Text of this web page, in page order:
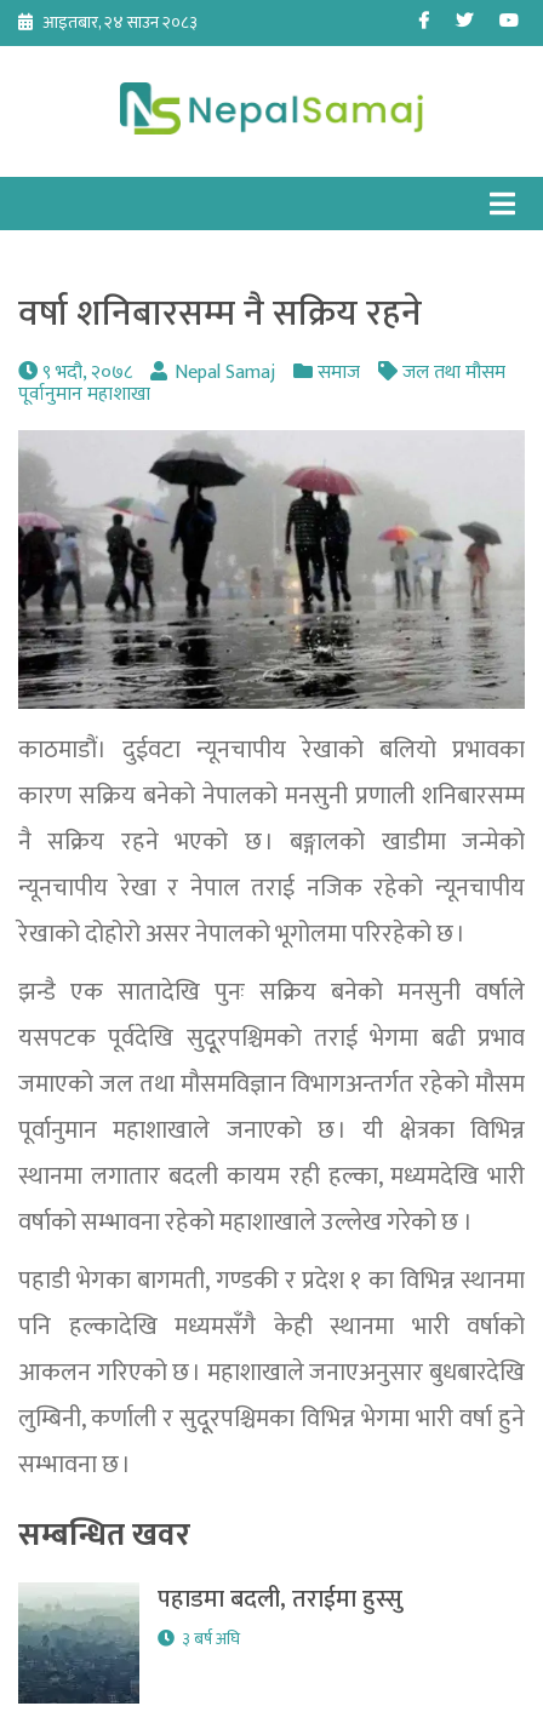
Skip
content
आइतबार, २४ साउन २०८३ Facebook
Twitter
वर्षा शनिबारसम्म नै सक्रिय रहने
९ भदौ, २०७८ Nepal Samaj समाज जल तथा मौसम
पूर्वानुमान महाशाखा
काठमाडौं। दुईवटा न्यूनचापीय रेखाको बलियो प्रभावका
कारण सक्रिय बनेको नेपालको मनसुनी प्रणाली शनिबारसम्म
नै सक्रिय रहने भएको छ । बङ्गालको खाडीमा जन्मेको
न्यूनचापीय रेखा र नेपाल तराई नजिक रहेको न्यूनचापीय
रेखाको दोहोरो असर नेपालको भूगोलमा परिरहेको छ ।
झन्डै एक सातादेखि पुनः सक्रिय बनेको मनसुनी वर्षाले
यसपटक पूर्वदेखि सुदूूरपश्चिमको तराई भेगमा बढी प्रभाव
जमाएको जल तथा मौसमविज्ञान विभागअन्तर्गत रहेको मौसम
पूर्वानुमान महाशाखाले जनाएको छ । यी क्षेत्रका विभिन्न
स्थानमा लगातार बदली कायम रही हल्का, मध्यमदेखि भारी
वर्षाको सम्भावना रहेको महाशाखाले उल्लेख गरेको छ ।
पहाडी भेगका बागमती, गण्डकी र प्रदेश १ का विभिन्न स्थानमा
पनि हल्कादेखि मध्यमसँगै केही स्थानमा भारी वर्षाको
आकलन गरिएको छ । महाशाखाले जनाएअनुसार बुधबारदेखि
लुम्बिनी, कर्णाली र सुदूूरपश्चिमका विभिन्न भेगमा भारी वर्षा हुने
सम्भावना छ ।
सम्बन्धित खवर
पहाडमा बदली, तराईमा हुस्सु
३ बर्ष अघि